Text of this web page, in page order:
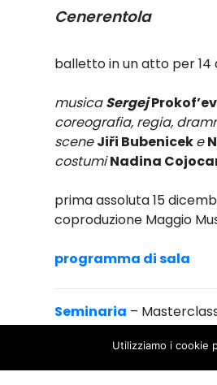
Cenerentola
balletto in un atto per 14
musica SergejProkof’ev
coreografia, regia,
scene Jiři Bubeniceke
costumi Nadina
prima assoluta 15
coproduzione Maggio
programma di sala
Seminaria –
Domenica 16 febbraio
Utilizziamo i cookie